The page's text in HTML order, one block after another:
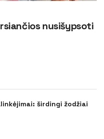
nusišypsoti
širdingi žodžiai